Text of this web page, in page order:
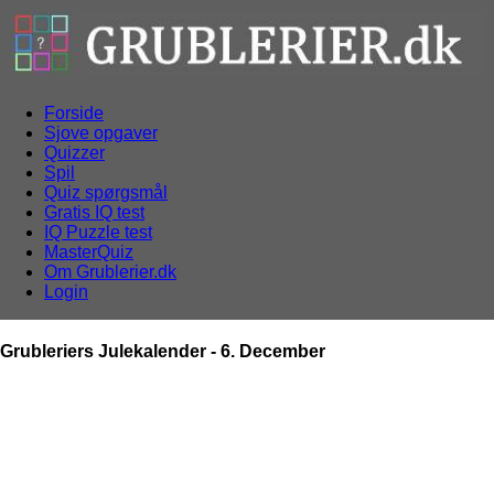
Forside
Sjove opgaver
Quizzer
Spil
Quiz spørgsmål
Gratis IQ test
IQ Puzzle test
MasterQuiz
Om Grublerier.dk
Login
Grubleriers Julekalender - 6. December